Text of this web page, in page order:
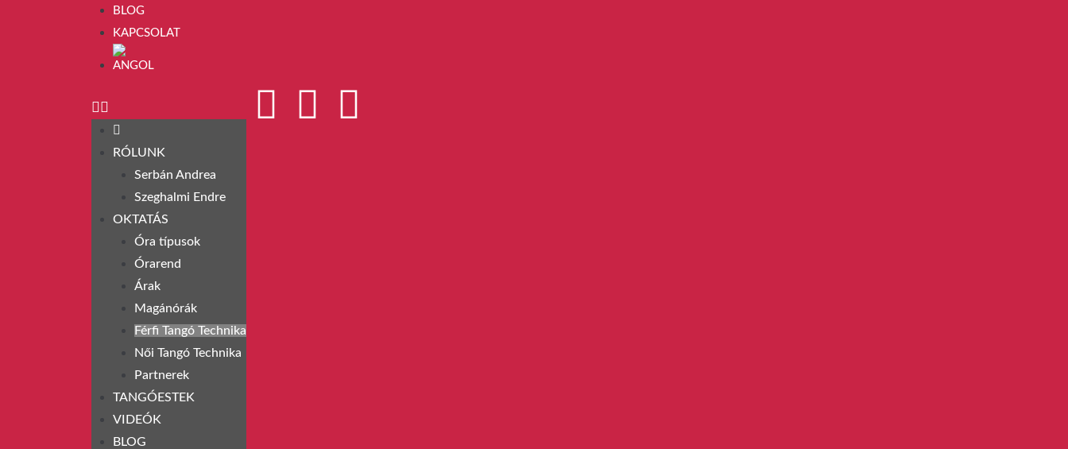
BLOG
KAPCSOLAT
RÓLUNK
Serbán Andrea
Szeghalmi Endre
OKTATÁS
Óra típusok
Órarend
Árak
Magánórák
Férfi Tangó Technika
Női Tangó Technika
Partnerek
TANGÓESTEK
VIDEÓK
BLOG